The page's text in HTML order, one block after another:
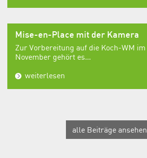
Mise-en-Place mit der Kamera
Zur Vorbereitung auf die Koch-WM im
November gehört es...
weiterlesen
alle Beiträge ansehen